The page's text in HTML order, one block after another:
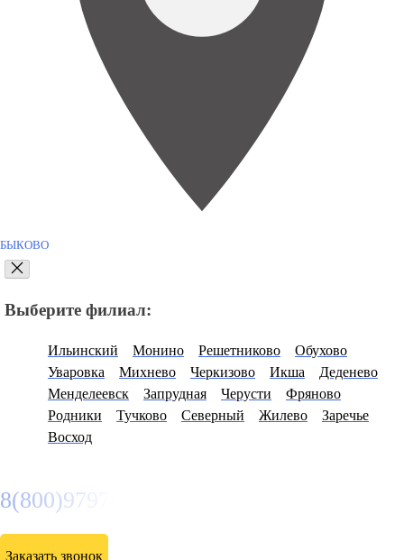
БЫКОВО
Выберите филиал:
Ильинский Монино Решетниково
Обухово
Уваровка
Михнево Черкизово Икша
Деденево
Менделеевск
Запрудная Черусти
Фряново
Родники
Тучково Северный Жилево
Заречье
Восход
8(800)9797043
Заказать звонок